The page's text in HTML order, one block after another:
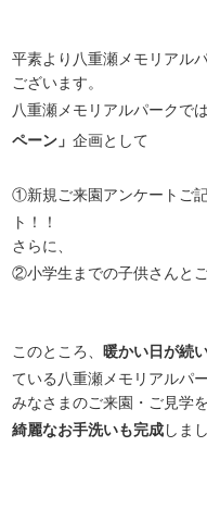
平素より八重瀬メモリアル
ございます。
八重瀬メモリアルパークでは
ペーン」企画として
①新規ご来園アンケートご
ト！！
さらに、
②小学生までの子供さんと
このところ、暖かい日が続
ている八重瀬メモリアルパ
みなさまのご来園・ご見学
綺麗なお手洗いも完成しま